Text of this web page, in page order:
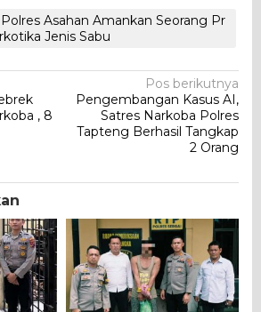
Asahan Amankan Seorang Pr
Jenis Sabu
, 8
Pos berikutnya
Pengembangan Kasus AI,
Satres Narkoba Polres
Tapteng Berhasil Tangkap
2 Orang